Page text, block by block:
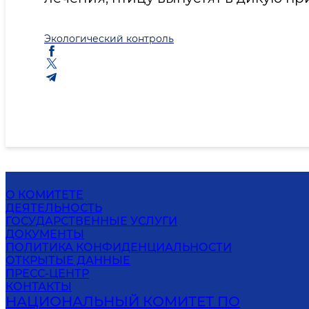
Экологический контроль
О КОМИТЕТЕ
ДЕЯТЕЛЬНОСТЬ
ГОСУДАРСТВЕННЫЕ УСЛУГИ
ДОКУМЕНТЫ
ПОЛИТИКА КОНФИДЕНЦИАЛЬНОСТИ
ОТКРЫТЫЕ ДАННЫЕ
ПРЕСС-ЦЕНТР
КОНТАКТЫ
НАЦИОНАЛЬНЫЙ КОМИТЕТ ПО